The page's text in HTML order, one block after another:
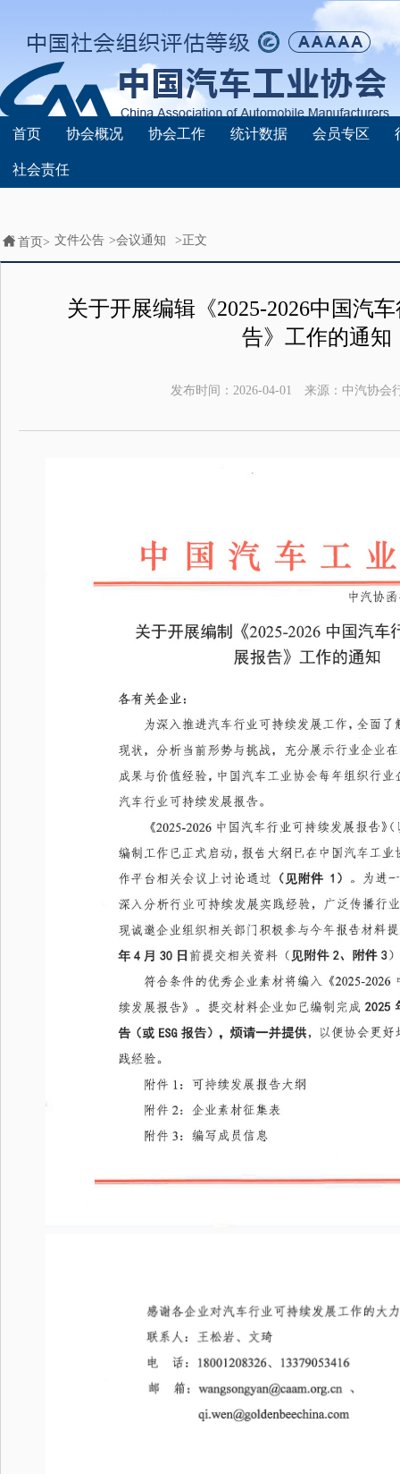
首页 协会概况 协会工作 统计数据 会员专区
社会责任
首页> 文件公告 >会议通知 >正文
关于开展编辑《2025-2026中国汽
告》工作的通知
发布时间： 2026-04-01 来源： 中汽协会